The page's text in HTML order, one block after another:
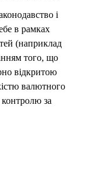
і
в рамках
(наприклад
того, що
відкритою
валютного
за